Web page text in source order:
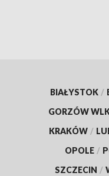
BIAŁYSTOK /
GORZÓW
KRAKÓW /
OPOLE /
SZCZECIN /